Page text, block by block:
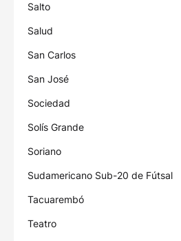
Salto
Salud
San Carlos
San José
Sociedad
Solís Grande
Soriano
Sudamericano Sub-20 de Fútsal
Tacuarembó
Teatro